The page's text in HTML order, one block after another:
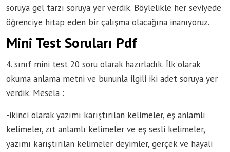
soruya gel tarzı soruya yer verdik. Böylelikle her seviyede
öğrenciye hitap eden bir çalışma olacağına inanıyoruz.
Mini Test Soruları Pdf
4. sınıf mini test 20 soru olarak hazırladık. İlk olarak
okuma anlama metni ve bununla ilgili iki adet soruya yer
verdik. Mesela :
-ikinci olarak yazımı karıştırılan kelimeler, eş anlamlı
kelimeler, zıt anlamlı kelimeler ve eş sesli kelimeler,
yazımı karıştırılan kelimeler deyimler, gerçek ve hayali